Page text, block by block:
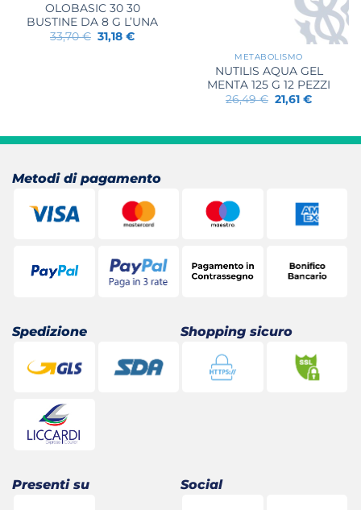
OLOBASIC 30 30
BUSTINE DA 8 G L’UNA
33,70€ Il
prezzo
31,18€Il
METABOLISMO
NUTILIS AQUA GEL
MENTA 125 G 12 PEZZI
26,49€ Il
prezzo
26,49 €.
21,61€Il
21,61 €.
Metodi di pagamento
Spedizione Shopping sicuro
Presenti su Social